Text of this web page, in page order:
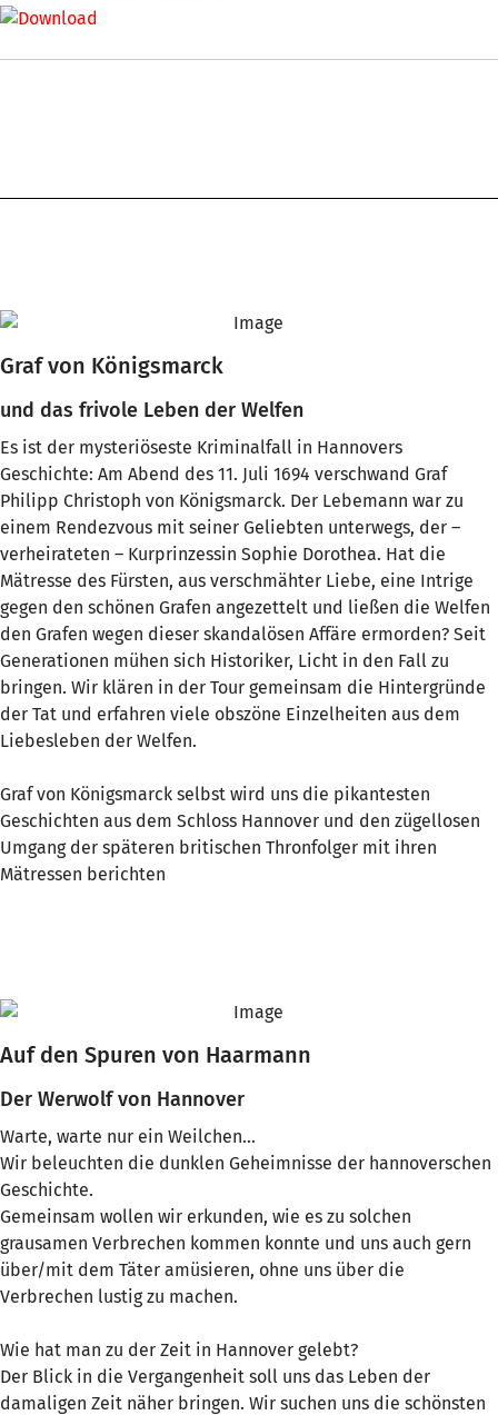
Graf von Königsmarck
und das frivole Leben der Welfen
Es ist der mysteriöseste Kriminalfall in Hannovers
Geschichte: Am Abend des 11. Juli 1694 verschwand Graf
Philipp Christoph von Königsmarck. Der Lebemann war zu
einem Rendezvous mit seiner Geliebten unterwegs, der –
verheirateten – Kurprinzessin Sophie Dorothea. Hat die
Mätresse des Fürsten, aus verschmähter Liebe, eine Intrige
gegen den schönen Grafen angezettelt und ließen die Welfen
den Grafen wegen dieser skandalösen Affäre ermorden? Seit
Generationen mühen sich Historiker, Licht in den Fall zu
bringen. Wir klären in der Tour gemeinsam die Hintergründe
der Tat und erfahren viele obszöne Einzelheiten aus dem
Liebesleben der Welfen.
Graf von Königsmarck selbst wird uns die pikantesten
Geschichten aus dem Schloss Hannover und den zügellosen
Umgang der späteren britischen Thronfolger mit ihren
Mätressen berichten
Auf den Spuren von Haarmann
Der Werwolf von Hannover
Warte, warte nur ein Weilchen...
Wir beleuchten die dunklen Geheimnisse der hannoverschen
Geschichte.
Gemeinsam wollen wir erkunden, wie es zu solchen
grausamen Verbrechen kommen konnte und uns auch gern
über/mit dem Täter amüsieren, ohne uns über die
Verbrechen lustig zu machen.
Wie hat man zu der Zeit in Hannover gelebt?
Der Blick in die Vergangenheit soll uns das Leben der
damaligen Zeit näher bringen. Wir suchen uns die schönsten